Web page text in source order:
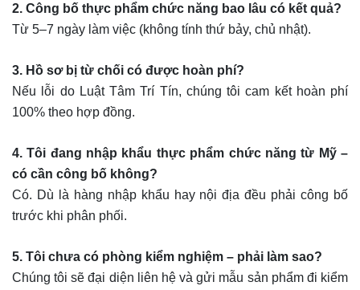
2. Công bố thực phẩm chức năng bao lâu có kết quả?
Từ 5–7 ngày làm việc (không tính thứ bảy, chủ nhật).
3. Hồ sơ bị từ chối có được hoàn phí?
Nếu lỗi do Luật Tâm Trí Tín, chúng tôi cam kết hoàn phí
100% theo hợp đồng.
4. Tôi đang nhập khẩu thực phẩm chức năng từ Mỹ –
có cần công bố không?
Có. Dù là hàng nhập khẩu hay nội địa đều phải công bố
trước khi phân phối.
5. Tôi chưa có phòng kiểm nghiệm – phải làm sao?
Chúng tôi sẽ đại diện liên hệ và gửi mẫu sản phẩm đi kiểm